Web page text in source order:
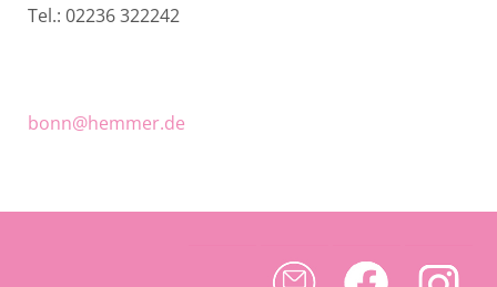
Tel.: 02236 322242
bonn@hemmer.de